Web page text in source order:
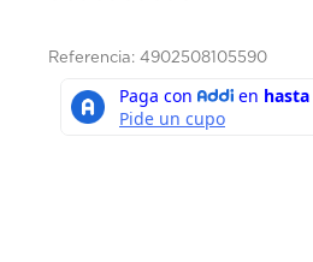
Referencia: 4902508105590